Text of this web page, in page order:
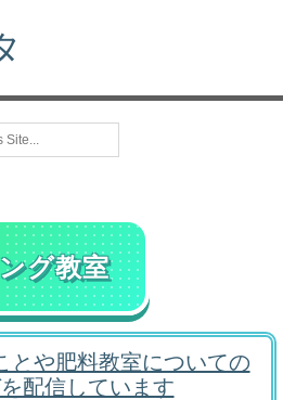
グ教室
とや肥料教室についての
配信しています